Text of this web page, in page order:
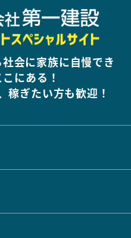
会に家族に自慢でき
にある！
稼ぎたい方も歓迎！